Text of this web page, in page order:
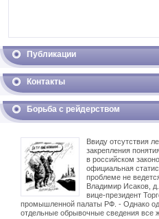
Публикации
Контакты
Борьба с рейдерством
Ввиду отсутствия
закрепления
в российском
официальная
проблеме не
Владимир Исаков,
вице-президент
промышленной палаты РФ. - Однако
отдельные обрывочные сведения все